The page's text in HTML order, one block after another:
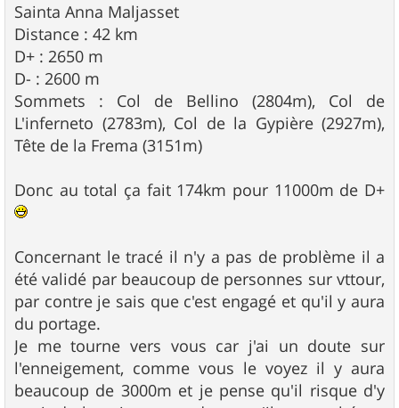
Sainta Anna Maljasset
Distance : 42 km
D+ : 2650 m
D- : 2600 m
Sommets : Col de Bellino (2804m), Col de
L'inferneto (2783m), Col de la Gypière (2927m),
Tête de la Frema (3151m)
Donc au total ça fait 174km pour 11000m de D+
Concernant le tracé il n'y a pas de problème il a
été validé par beaucoup de personnes sur vttour,
par contre je sais que c'est engagé et qu'il y aura
du portage.
Je me tourne vers vous car j'ai un doute sur
l'enneigement, comme vous le voyez il y aura
beaucoup de 3000m et je pense qu'il risque d'y